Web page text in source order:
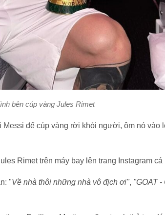
bên cúp vàng Jules Rimet
để cúp vàng rời khỏi người, ôm nó vào
Rimet trên máy bay lên trang Instagram cá
"Về nhà thôi những nhà vô địch ơi", "GOAT -